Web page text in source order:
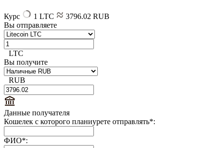
Курс 1 LTC
3796.02 RUB
Вы отправляете
LTC
Вы получите
RUB
Данные получателя
Кошелек с которого планиурете отправлять*:
ФИО*: